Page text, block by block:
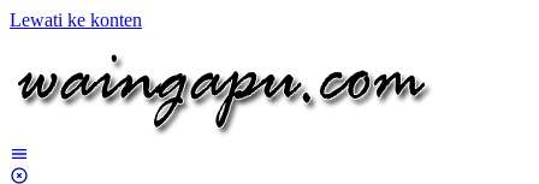
Lewati ke konten